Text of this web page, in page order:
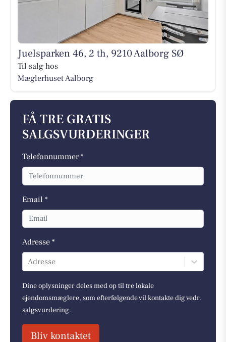
Juelsparken 46, 2 th, 9210 Aalborg SØ
Til salg hos
Mæglerhuset Aalborg
FÅ TRE GRATIS
SALGSVURDERINGER
Telefonnummer *
Email *
Adresse *
Adresse
Dine oplysninger deles med op til tre lokale
ejendomsmæglere, som efterfølgende vil kontakte dig vedr.
salgsvurdering.
Bliv kontaktet